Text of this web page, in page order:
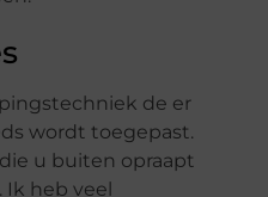
de er
wordt toegepast.
u buiten opraapt
heb veel